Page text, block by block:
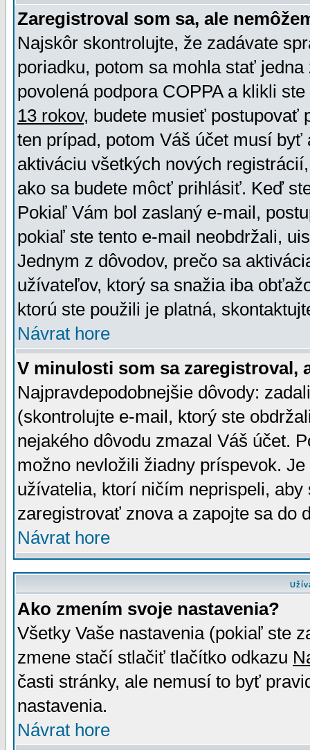
Zaregistroval som sa, ale
Najskôr skontrolujte, že zadávate
poriadku, potom sa mohla stať
povolená podpora COPPA a klikli
13 rokov, budete musieť postupovať
ten prípad, potom Váš účet musí
aktiváciu všetkých nových
ako sa budete môcť prihlásiť. Keď
Pokiaľ Vám bol zaslaný e-mail,
pokiaľ ste tento e-mail neobdržali,
Jednym z dôvodov, prečo sa
užívateľov, ktorý sa snažia iba
ktorú ste použili je platná,
Návrat hore
V minulosti som sa zaregistroval,
Najpravdepodobnejšie dôvody:
(skontrolujte e-mail, ktorý ste
nejakého dôvodu zmazal Váš účet.
možno nevložili žiadny príspevok.
užívatelia, ktorí ničím neprispeli,
zaregistrovať znova a zapojte sa do
Návrat hore
Ako zmením svoje nastavenia?
Všetky Vaše nastavenia (pokiaľ ste
zmene stačí stlačiť tlačítko odkazu
časti stránky, ale nemusí to byť
nastavenia.
Návrat hore